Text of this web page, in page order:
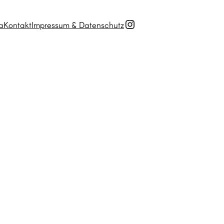
KontaktImpressum & DatenschutzInstagram